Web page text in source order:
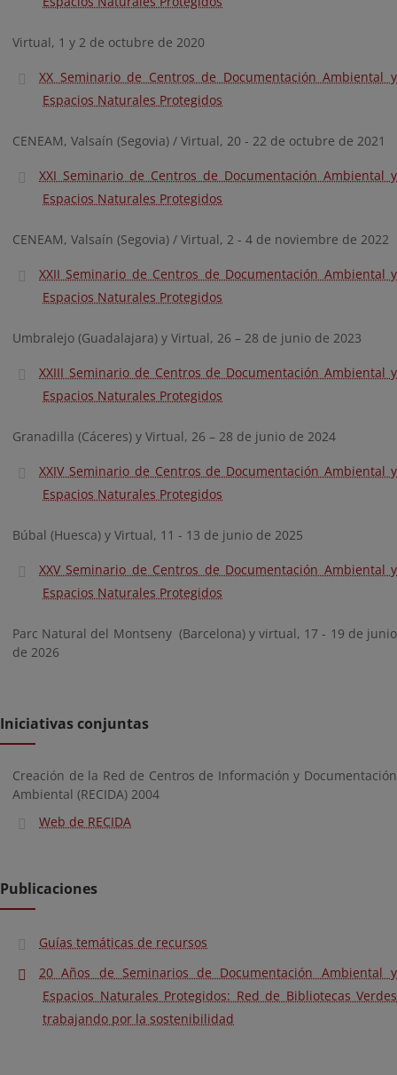
Virtual, 1 y 2 de octubre de 2020
XX Seminario de Centros de Documentación Ambiental y
Espacios Naturales Protegidos
CENEAM, Valsaín (Segovia) / Virtual, 20 - 22 de octubre de 2021
XXI Seminario de Centros de Documentación Ambiental y
Espacios Naturales Protegidos
CENEAM, Valsaín (Segovia) / Virtual, 2 - 4 de noviembre de 2022
XXII Seminario de Centros de Documentación Ambiental y
Espacios Naturales Protegidos
Umbralejo (Guadalajara) y Virtual, 26 – 28 de junio de 2023
XXIII Seminario de Centros de Documentación Ambiental y
Espacios Naturales Protegidos
Granadilla (Cáceres) y Virtual, 26 – 28 de junio de 2024
XXIV Seminario de Centros de Documentación Ambiental y
Espacios Naturales Protegidos
Búbal (Huesca) y Virtual, 11 - 13 de junio de 2025
XXV Seminario de Centros de Documentación Ambiental y
Espacios Naturales Protegidos
Parc Natural del Montseny (Barcelona) y virtual, 17 - 19 de junio
de 2026
Iniciativas conjuntas
Creación de la Red de Centros de Información y Documentación
Ambiental (RECIDA) 2004
Web de RECIDA
Publicaciones
Guías temáticas de recursos
20 Años de Seminarios de Documentación Ambiental y
Espacios Naturales Protegidos: Red de Bibliotecas Verdes
trabajando por la sostenibilidad